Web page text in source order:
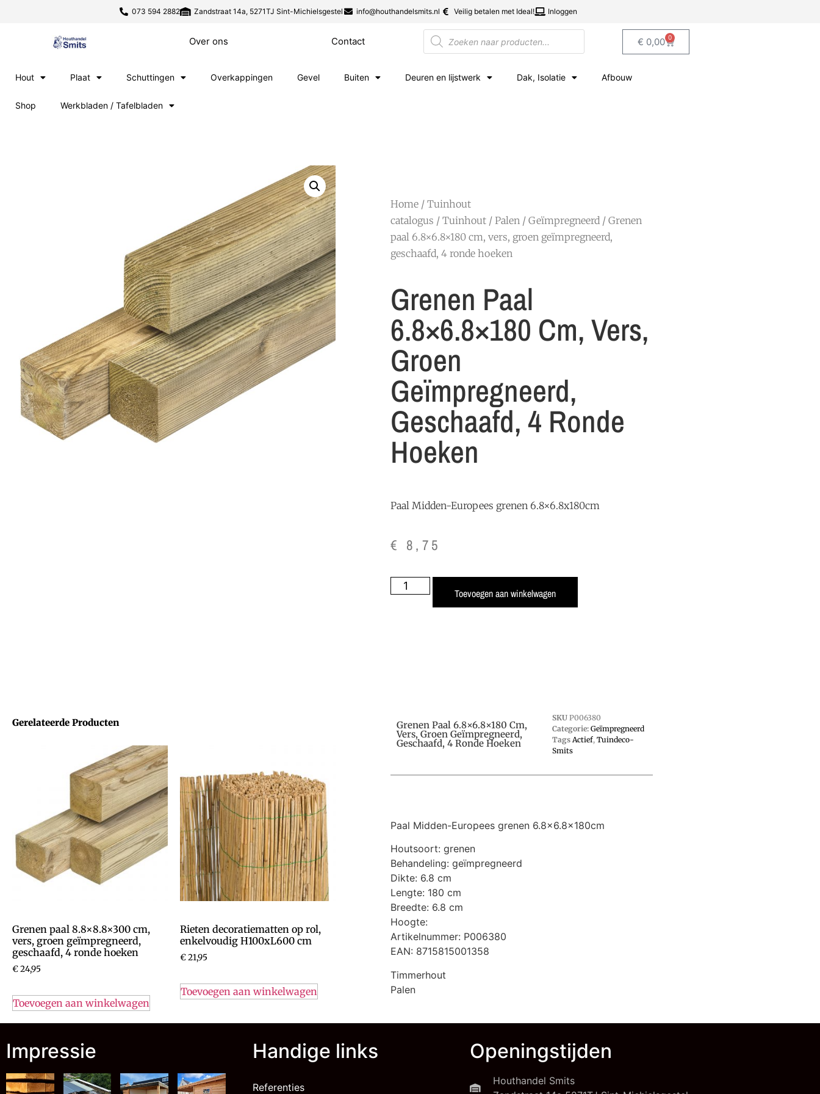
073 594 2882 Zandstraat 14a, 5271TJ Sint-Michielsgestel info@houthandelsmits.nl Veilig betalen met Ideal! Inloggen
Over ons Contact € 0,00 0
Hout Plaat Schuttingen Overkappingen Gevel Buiten Deuren en lijstwerk Dak, Isolatie Afbouw
Shop Werkbladen / Tafelbladen
Home / Tuinhout
catalogus / Tuinhout / Palen / Geïmpregneerd / Grenen
paal 6.8×6.8×180 cm, vers, groen geïmpregneerd,
geschaafd, 4 ronde hoeken
Grenen Paal
6.8×6.8×180 Cm, Vers,
Groen
Geïmpregneerd,
Geschaafd, 4 Ronde
Hoeken
Paal Midden-Europees grenen 6.8×6.8x180cm
€ 8,75
Toevoegen aan winkelwagen
Gerelateerde Producten
Grenen paal 8.8×8.8×300 cm,
vers, groen geïmpregneerd,
geschaafd, 4 ronde hoeken
€24,95
Toevoegen aan winkelwagen
Rieten decoratiematten op rol,
enkelvoudig H100xL600 cm
€21,95
Toevoegen aan winkelwagen
Grenen Paal 6.8×6.8×180 Cm,
Vers, Groen Geïmpregneerd,
Geschaafd, 4 Ronde Hoeken
SKU P006380
Categorie: Geïmpregneerd
Tags Actief, Tuindeco-
Smits
Paal Midden-Europees grenen 6.8×6.8x180cm
Houtsoort: grenen
Behandeling: geïmpregneerd
Dikte: 6.8 cm
Lengte: 180 cm
Breedte: 6.8 cm
Hoogte:
Artikelnummer: P006380
EAN: 8715815001358
Timmerhout
Palen
Impressie Handige links
Referenties
Openingstijden
Houthandel Smits